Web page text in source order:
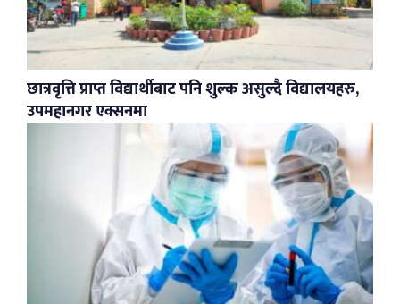
छात्रवृत्ति प्राप्त विद्यार्थीबाट पनि शुल्क असुल्दै विद्यालयहरु,
उपमहानगर एक्सनमा